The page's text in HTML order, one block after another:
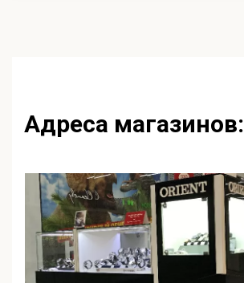
Адреса магазинов: